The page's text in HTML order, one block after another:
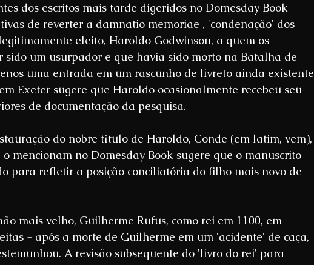
dos escritos mais tarde digeridos no Domesday Book
de reverter a damnatio memoriae , 'condenação' dos
eleito, Haroldo Godwinson, a quem os
um usurpador e que havia sido morto na Batalha de
uma entrada em um rascunho de livreto ainda existente
Exeter sugere que Haroldo ocasionalmente recebeu seu
de documentação da pesquisa.
do nobre título de Haroldo, Conde (em latim, vem),
mencionam no Domesday Book sugere que o manuscrito
para refletir a posição conciliatória do filho mais novo de
mais velho, Guilherme Rufus, como rei em 1100, em
- após a morte de Guilherme em um 'acidente' de caça,
A revisão subsequente do 'livro do rei' para